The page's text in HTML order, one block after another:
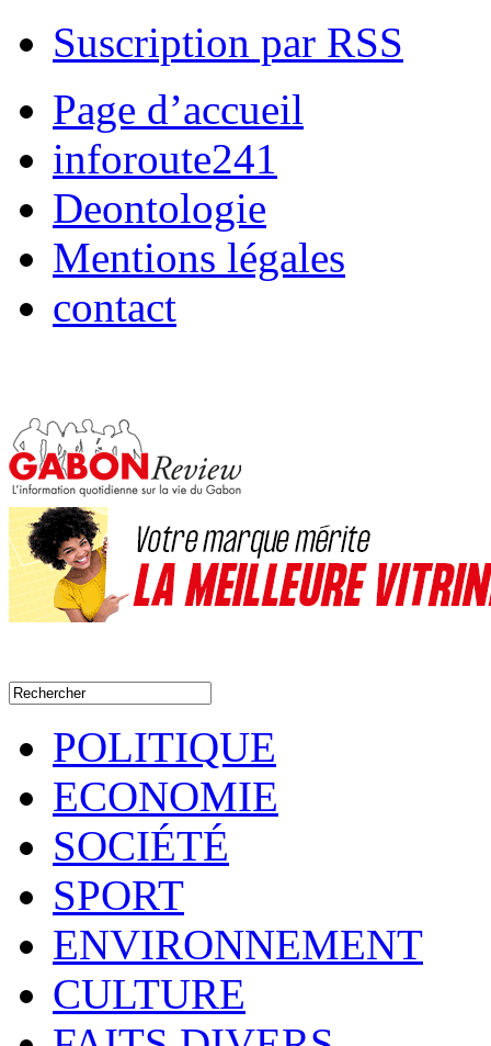
Suscription par RSS
Page d’accueil
inforoute241
Deontologie
Mentions légales
contact
POLITIQUE
ECONOMIE
SOCIÉTÉ
SPORT
ENVIRONNEMENT
CULTURE